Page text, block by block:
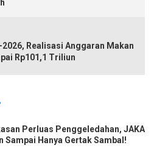
Realisasi Anggaran Makan
Rp101,1 Triliun
Perluas Penggeledahan, JAKA
Sampai Hanya Gertak Sambal!